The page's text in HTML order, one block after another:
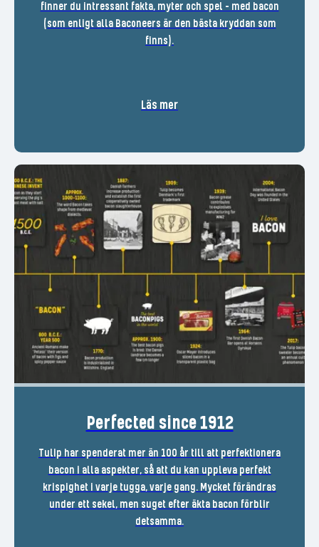
finner du intressant fakta, myter och spel - med bacon
(som enligt alla Baconeers är den bästa kryddan som
finns).
Läs mer
Perfected since 1912
Tulip har spenderat mer än 100 år till att perfektionera
bacon i alla aspekter, så att du kan uppleva perfekt
krispighet i varje tugga, varje gang. Mycket förändras
under ett sekel, men suget efter äkta bacon förblir
detsamma.